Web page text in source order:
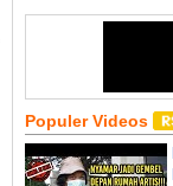
Populer Videos